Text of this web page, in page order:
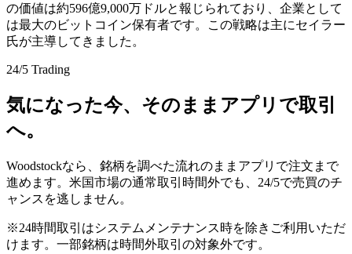
の価値は約596億9,000万ドルと報じられており、企業として
は最大のビットコイン保有者です。この戦略は主にセイラー
氏が主導してきました。
24/5 Trading
気になった今、そのままアプリで取引
へ。
Woodstockなら、銘柄を調べた流れのままアプリで注文まで
進めます。米国市場の通常取引時間外でも、24/5で売買のチ
ャンスを逃しません。
※24時間取引はシステムメンテナンス時を除きご利用いただ
けます。一部銘柄は時間外取引の対象外です。